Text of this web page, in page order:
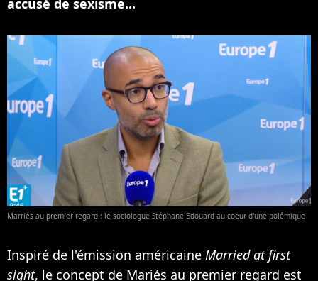
accusé de sexisme...
Marriés au premier regard : le sociologue Stéphane Edouard au coeur d'une polémique
Inspiré de l'émission américaine Married at first
sight, le concept de Mariés au premier regard est